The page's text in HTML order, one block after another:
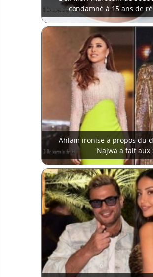
condamné à 15 ans de
Ahlam ironise à propos du
Najwa a fait aux